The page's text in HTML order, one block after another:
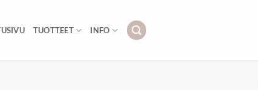
TUOTTEET INFO